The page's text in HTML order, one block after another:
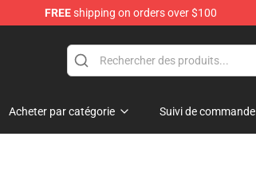
FREEshipping on orders over $100
Acheter par catégorie Suivi de commande